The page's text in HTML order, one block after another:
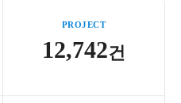
PROJECT
12,742건